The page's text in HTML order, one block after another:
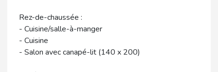
Rez-de-chaussée :
- Cuisine/salle-à-manger
- Cuisine
- Salon avec canapé-lit (140 x 200)